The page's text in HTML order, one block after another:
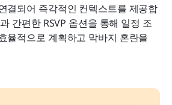
결되어 즉각적인 컨텍스트를 제공합
간편한 RSVP 옵션을 통해 일정 조
율적으로 계획하고 막바지 혼란을